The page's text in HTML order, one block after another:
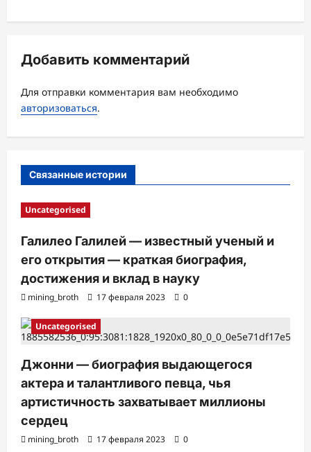
ц
я
з
а
Добавить комментарий
Для отправки комментария вам необходимо
авторизоваться.
Связанные истории
Uncategorised
Галилео Галилей — известный ученый и
его открытия — краткая биография,
достижения и вклад в науку
mining_broth 17 февраля 2023 0
Uncategorised
Джонни — биография выдающегося
актера и талантливого певца, чья
артистичность захватывает миллионы
сердец
mining_broth 17 февраля 2023
0